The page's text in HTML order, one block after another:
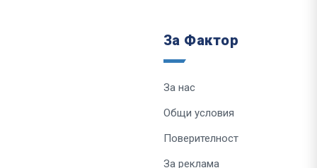
За Фактор
За нас
Общи условия
Поверителност
За реклама